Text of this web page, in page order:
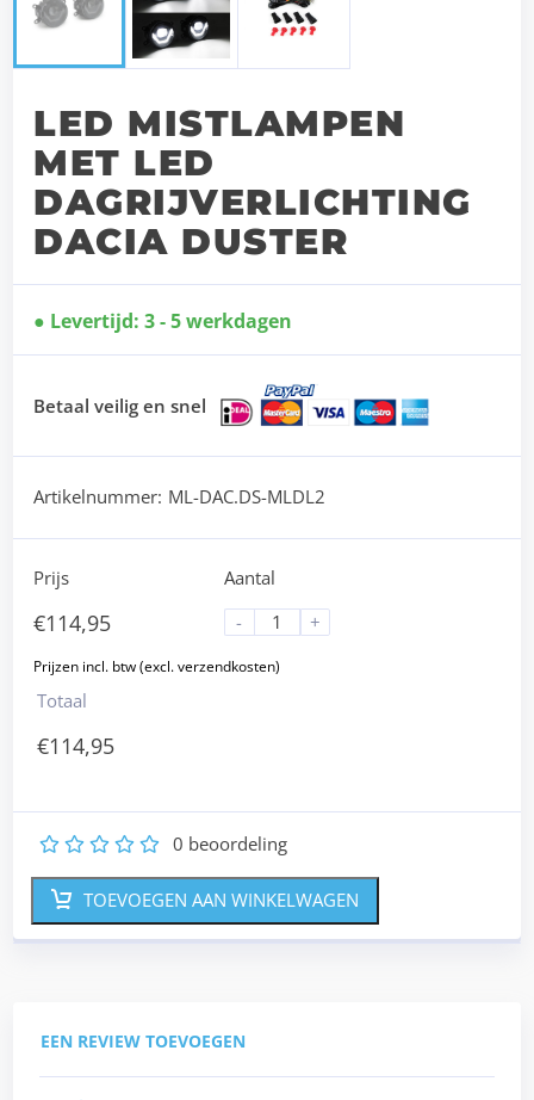
LED MISTLAMPEN
MET LED
DAGRIJVERLICHTING
DACIA DUSTER
Levertijd: 3 - 5 werkdagen
Betaal veilig en snel
Artikelnummer: ML-DAC.DS-MLDL2
Prijs
€114,95
Aantal
-
+
Totaal
€114,95
5
4
3
2 0 beoordeling
TOEVOEGEN AAN WINKELWAGEN
EEN REVIEW TOEVOEGEN